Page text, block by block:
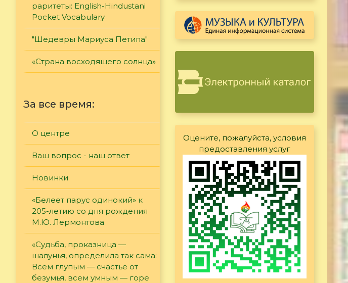
раритеты: English-Hindustani
Pocket Vocabulary
"Шедевры Мариуса Петипа"
«Страна восходящего солнца»
За все время:
О центре
Ваш вопрос - наш ответ
Новинки
«Белеет парус одинокий» к
205-летию со дня рождения
М.Ю. Лермонтова
«Судьба, проказница —
шалунья, определила так сама:
Всем глупым — счастье от
безумья, всем умным — горе
Оцените, пожалуйста, условия
предоставления услуг